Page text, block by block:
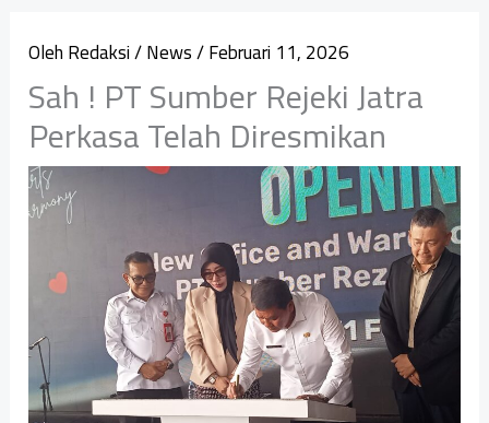
OlehRedaksi/News/Februari 11, 2026
Sah ! PT Sumber Rejeki Jatra
Perkasa Telah Diresmikan